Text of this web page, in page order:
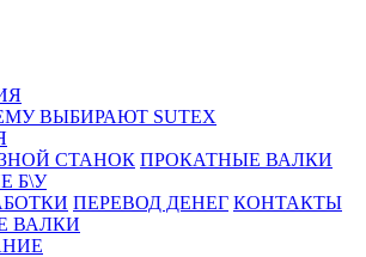
ВЫБИРАЮТ SUTEX
СТАНОК ПРОКАТНЫЕ ВАЛКИ
Б\У
ПЕРЕВОД ДЕНЕГ КОНТАКТЫ
ВАЛКИ